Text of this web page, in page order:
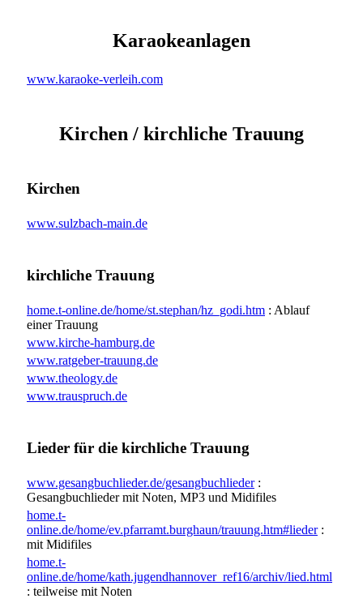
Karaokeanlagen
www.karaoke-verleih.com
Kirchen / kirchliche Trauung
Kirchen
www.sulzbach-main.de
kirchliche Trauung
home.t-online.de/home/st.stephan/hz_godi.htm : Ablauf
einer Trauung
www.kirche-hamburg.de
www.ratgeber-trauung.de
www.theology.de
www.trauspruch.de
Lieder für die kirchliche Trauung
www.gesangbuchlieder.de/gesangbuchlieder:
Gesangbuchlieder mit Noten, MP3 und Midifiles
home.t-
online.de/home/ev.pfarramt.burghaun/trauung.htm#lieder:
mit Midifiles
home.t-
online.de/home/kath.jugendhannover_ref16/archiv/lied.html
: teilweise mit Noten